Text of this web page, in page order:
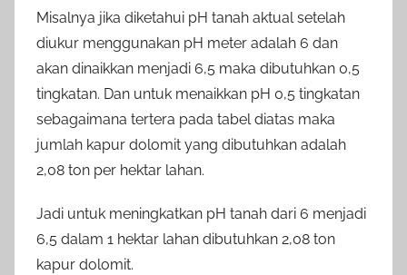
Misalnya jika diketahui pH tanah aktual setelah
diukur menggunakan pH meter adalah 6 dan
akan dinaikkan menjadi 6,5 maka dibutuhkan 0,5
tingkatan. Dan untuk menaikkan pH 0,5 tingkatan
sebagaimana tertera pada tabel diatas maka
jumlah kapur dolomit yang dibutuhkan adalah
2,08 ton per hektar lahan.
Jadi untuk meningkatkan pH tanah dari 6 menjadi
6,5 dalam 1 hektar lahan dibutuhkan 2,08 ton
kapur dolomit.